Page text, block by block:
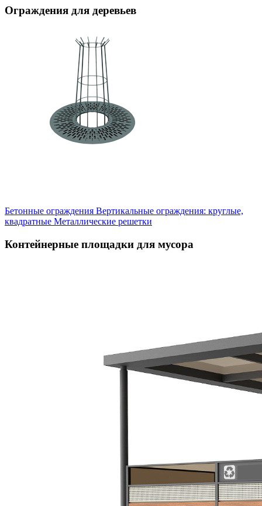
Ограждения для деревьев
Бетонные ограждения Вертикальные ограждения: круглые,
квадратные Металлические решетки
Контейнерные площадки для мусора